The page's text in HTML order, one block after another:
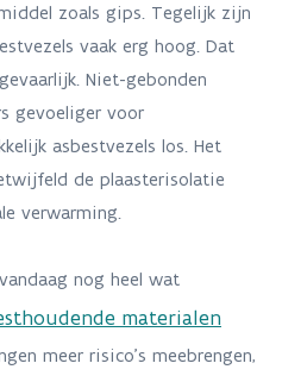
zoals gips. Tegelijk zijn
vaak erg hoog. Dat
Niet-gebonden
gevoeliger voor
asbestvezels los. Het
de plaasterisolatie
verwarming.
nog heel wat
materialen
meer risico’s meebrengen,